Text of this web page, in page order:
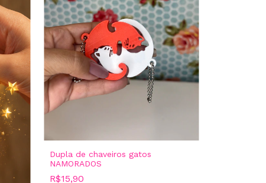
Dupla de chaveiros gatos
NAMORADOS
R$15,90